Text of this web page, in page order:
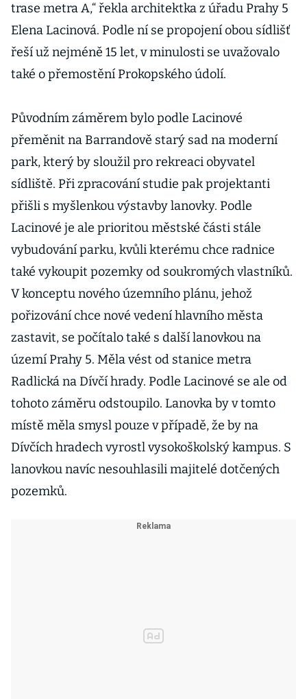
trase metra A,“ řekla architektka z úřadu Prahy 5
Elena Lacinová. Podle ní se propojení obou sídlišť
řeší už nejméně 15 let, v minulosti se uvažovalo
také o přemostění Prokopského údolí.
Původním záměrem bylo podle Lacinové
přeměnit na Barrandově starý sad na moderní
park, který by sloužil pro rekreaci obyvatel
sídliště. Při zpracování studie pak projektanti
přišli s myšlenkou výstavby lanovky. Podle
Lacinové je ale prioritou městské části stále
vybudování parku, kvůli kterému chce radnice
také vykoupit pozemky od soukromých vlastníků.
V konceptu nového územního plánu, jehož
pořizování chce nové vedení hlavního města
zastavit, se počítalo také s další lanovkou na
území Prahy 5. Měla vést od stanice metra
Radlická na Dívčí hrady. Podle Lacinové se ale od
tohoto záměru odstoupilo. Lanovka by v tomto
místě měla smysl pouze v případě, že by na
Dívčích hradech vyrostl vysokoškolský kampus. S
lanovkou navíc nesouhlasili majitelé dotčených
pozemků.